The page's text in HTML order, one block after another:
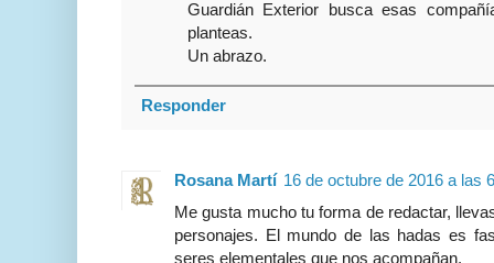
Guardián Exterior busca esas
planteas.
Un abrazo.
Responder
Rosana Martí 16 de octubre de 2016 a las
Me gusta mucho tu forma de redactar,
personajes. El mundo de las hadas es
seres elementales que nos acompañan.